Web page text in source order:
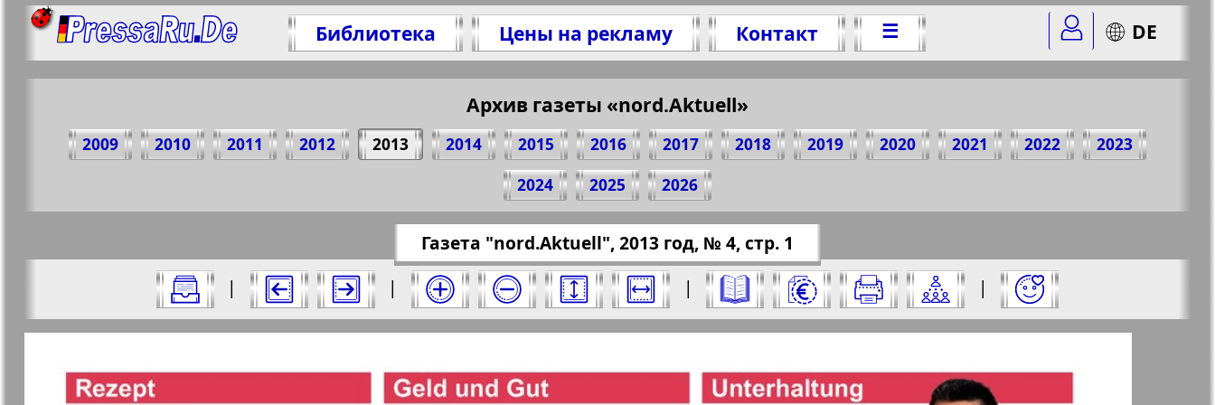
Библиотека Цены на рекламу Контакт ☰ DE
Архив газеты «nord.Aktuell»
2009 2010 2011 2012 2013 2014 2015 2016 2017 2018 2019 2020 2021 2022
2023
2024
2025 2026
Все номера газеты "nord.Aktuell" за 2013 год. Выберите номер и нажмите на него:
Газета "nord.Aktuell", 2013 год, № 4, стр. 1
|
| | |
Страницы газеты "nord.Aktuell". Номер: 4, 2013 год. Выберите страницу и нажмите на нее:
Поделитесь 1 стр. газеты "nord.Aktuell", № 4, 2013 г.
(Нажмите, чтобы скопировать ссылку)
https://pressaru.eu/?pub=nord-aktuell&god=2013&nomer=4&str=1
Актуальные газеты и журналы